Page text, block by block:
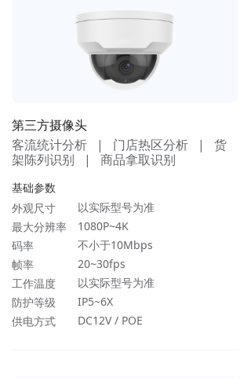
第三方摄像头
客流统计分析 | 门店热区分析 | 货
架陈列识别 | 商品拿取识别
以实际型号为准
1080P~4K
不小于10Mbps
20~30fps
以实际型号为准
IP5~6X
DC12V / POE
基础参数
外观尺寸
最大分辨率
码率
帧率
工作温度
防护等级
供电方式